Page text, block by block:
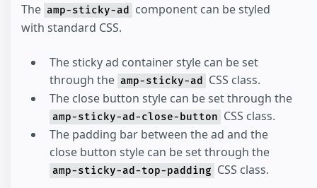
The amp-sticky-ad
component can be styled
with standard CSS.
The sticky ad container style can be set
through the amp-sticky-ad
CSS class.
The close button style can be set through the
amp-sticky-ad-close-button CSS class.
The padding bar between the ad and the
close button style can be set through the
amp-sticky-ad-top-padding CSS class.